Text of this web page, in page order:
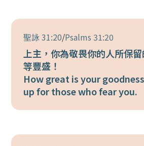
聖詠 31:20/Psalms 31:20
上主，你為敬畏你的人所保
等豐盛！
How great is your
up for those who fear you.